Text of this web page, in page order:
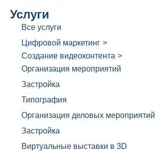
Услуги
Все услуги
Цифровой маркетинг >
Создание видеоконтента >
Организация мероприятий
Застройка
Типография
Организация деловых мероприятий
Застройка
Виртуальные выставки в 3D